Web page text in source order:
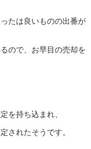
たは良いものの出番が
ので、お早目の売却を
を持ち込まれ、
されたそうです。